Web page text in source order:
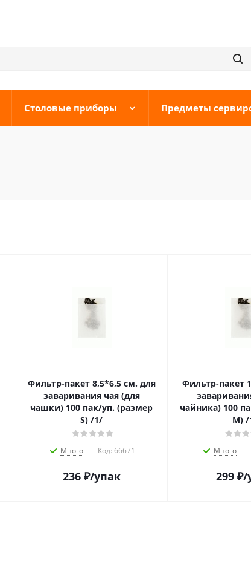
Столовые приборы Предметы
Фильтр-пакет 8,5*6,5 см. для
заваривания чая (для
чашки) 100 пак/уп. (размер
S) /1/
Много Код: 66671
236₽/упак
Фильтр-пакет
чайника) 100
M)
Много
299₽/